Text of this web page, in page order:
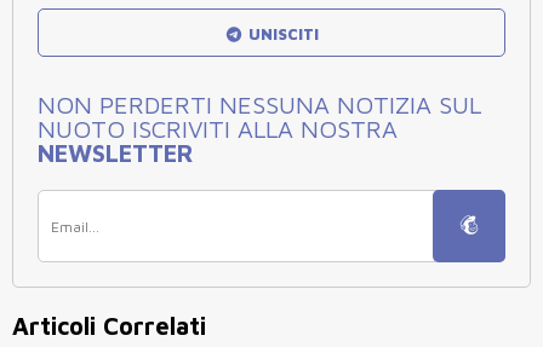
UNISCITI
NON PERDERTI NESSUNA NOTIZIA SUL
NUOTO ISCRIVITI ALLA NOSTRA
NEWSLETTER
Articoli Correlati